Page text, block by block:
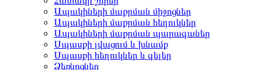
Ապակիների մաքրման միջոցներ
Ապակիների մաքրման հեղուկներ
Ապակիների մաքրման պարագաներ
Սպասքի լվացում և խնամք
Սպասքի հեղուկներ և գելեր
Ձեռնոցներ